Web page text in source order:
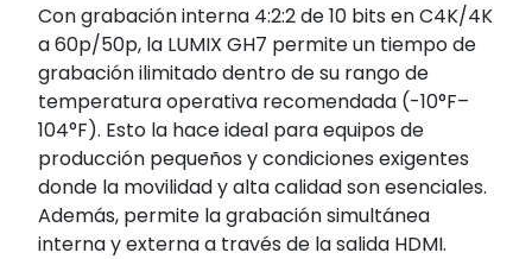
Con grabación interna 4:2:2 de 10 bits en C4K/4K
a 60p/50p, la LUMIX GH7 permite un tiempo de
grabación ilimitado dentro de su rango de
temperatura operativa recomendada (-10°F–
104°F). Esto la hace ideal para equipos de
producción pequeños y condiciones exigentes
donde la movilidad y alta calidad son esenciales.
Además, permite la grabación simultánea
interna y externa a través de la salida HDMI.